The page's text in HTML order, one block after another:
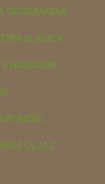
SLADICA
NAGRADNI
OLJA Z